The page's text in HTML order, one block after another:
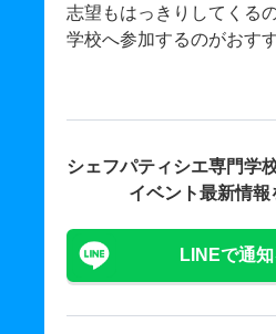
志望もはっきりしてくる
学校へ参加するのがおす
シェフパティシエ専門学
イベント最新情報
LINEで通